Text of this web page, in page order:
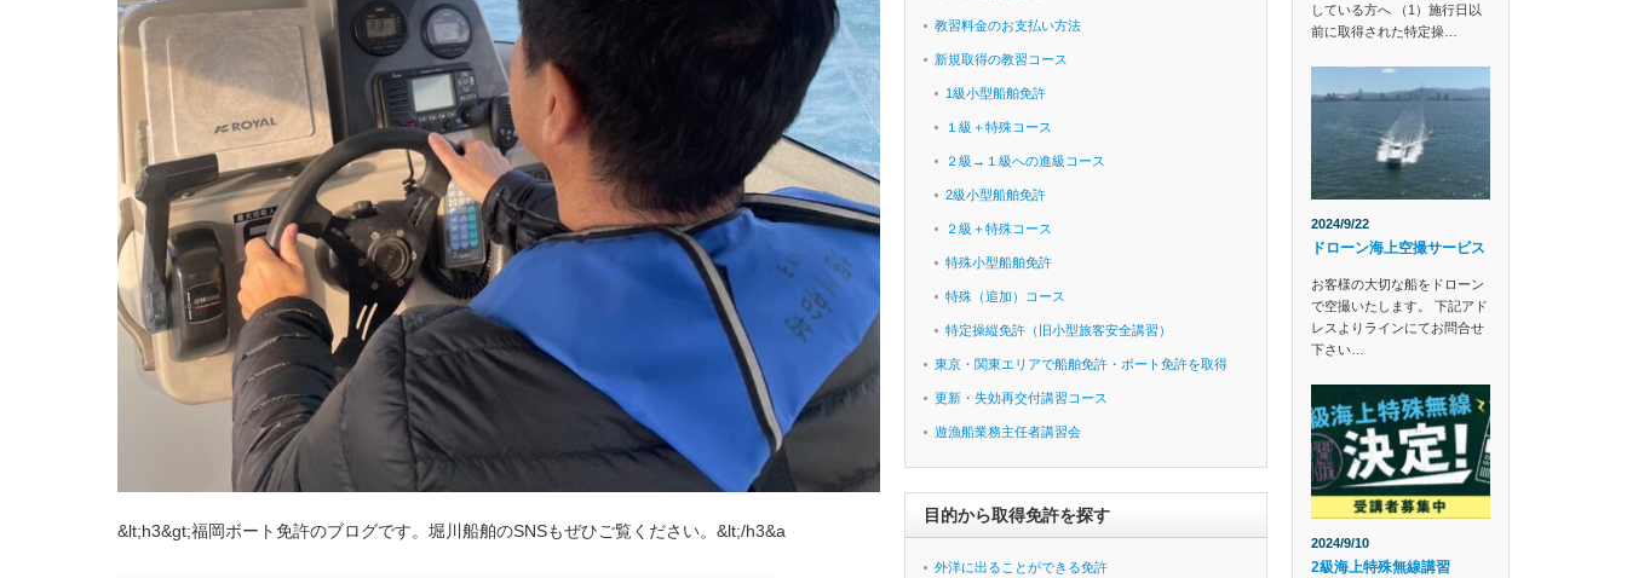
&lt;h3&gt;福岡ボート免許のブログです。堀川船舶のSNSもぜひご覧ください。&lt;/h3&a
教習料金のお支払い方法
新規取得の教習コース
1級小型船舶免許
１級＋特殊コース
２級→１級への進級コース
2級小型船舶免許
２級＋特殊コース
特殊小型船舶免許
特殊（追加）コース
特定操縦免許（旧小型旅客安全講習）
東京・関東エリアで船舶免許・ボート免許を取得
更新・失効再交付講習コース
遊漁船業務主任者講習会
目的から取得免許を探す
外洋に出ることができる免許
している方へ （1）施行日以
前に取得された特定操…
2024/9/22
ドローン海上空撮サービス
お客様の大切な船をドローン
で空撮いたします。 下記アド
レスよりラインにてお問合せ
下さい…
2024/9/10
2級海上特殊無線講習